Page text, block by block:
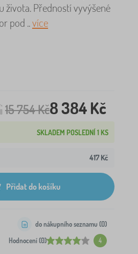
života. Předností vyvýšené
pod ..více
15 754 Kč8 384 Kč
SKLADEM POSLEDNÍ 1 KS
417 Kč
Přidat do košíku
Hodnocení (0) 4
do nákupního seznamu (0)